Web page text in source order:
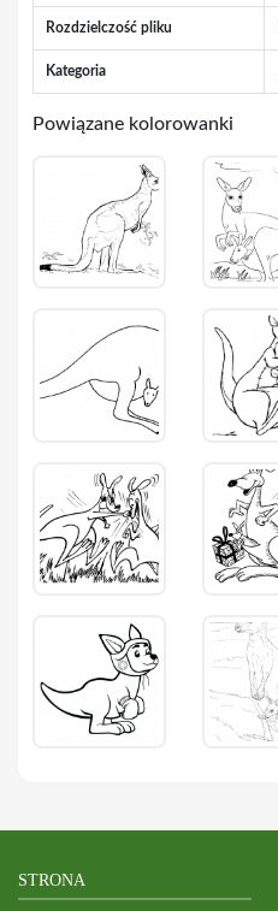
Rozdzielczość pliku
Kategoria
Powiązane kolorowanki
STRONA